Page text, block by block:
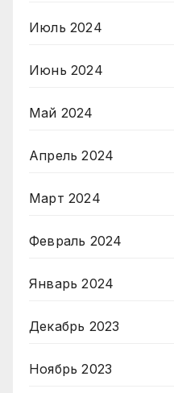
Июль 2024
Июнь 2024
Май 2024
Апрель 2024
Март 2024
Февраль 2024
Январь 2024
Декабрь 2023
Ноябрь 2023